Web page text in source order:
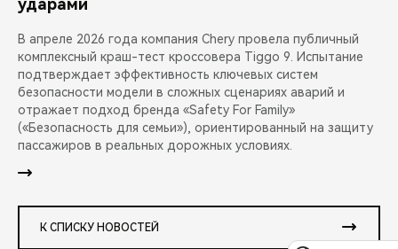
ударами
В апреле 2026 года компания Chery провела публичный
комплексный краш-тест кроссовера Tiggo 9. Испытание
подтверждает эффективность ключевых систем
безопасности модели в сложных сценариях аварий и
отражает подход бренда «Safety For Family»
(«Безопасность для семьи»), ориентированный на защиту
пассажиров в реальных дорожных условиях.
К СПИСКУ НОВОСТЕЙ